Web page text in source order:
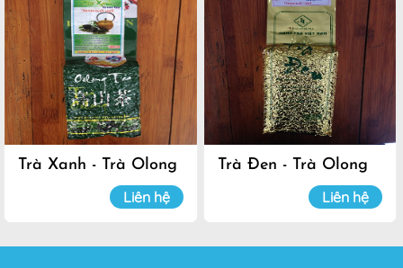
Trà Xanh - Trà Olong
Liên hệ
Trà Đen - Trà Olong
Liên hệ